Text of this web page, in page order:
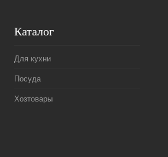
Каталог
Для кухни
Посуда
Хозтовары